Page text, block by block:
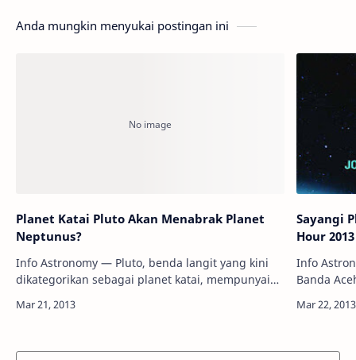
Anda mungkin menyukai postingan ini
Planet Katai Pluto Akan Menabrak Planet
Neptunus?
Info Astronomy — Pluto, benda langit yang kini
dikategorikan sebagai planet katai, mempunyai
yang dimiliki adalah orbitnya dalam menge…
Sayangi
Hour 2013
Info
Banda
2013